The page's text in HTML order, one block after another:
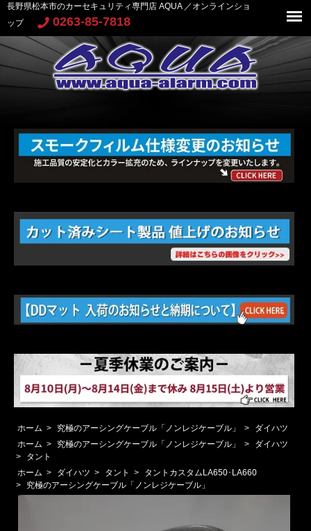
長野県松本市のカーセキュリティ専門店 AQUA ／オンラインショ
ップ
0263-85-7818
ホーム > 究極のアーシングケーブル「ノンレジケーブル」 >
ダイハツ
ホーム > 究極のアーシングケーブル「ノンレジケーブル」 >
ダイハツ
>
タント
ホーム > ダイハツ > タント >
タントカスタムLA650･LA660
>
究極のアーシングケーブル「ノンレジケーブル」